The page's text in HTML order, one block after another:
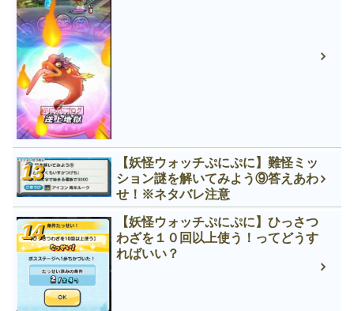
【妖怪ウォッチぷにぷに】難怪ミッ
ション謎を解いてみよう⑨答えあわ
せ！※ネタバレ注意
【妖怪ウォッチぷにぷに】ひっさつ
わざを１０回以上使う！ってどうす
ればいい？